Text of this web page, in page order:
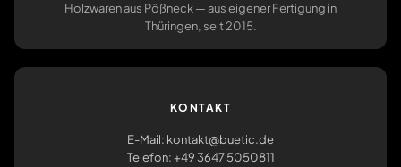
Holzwaren aus Pößneck — aus eigener Fertigung in
Thüringen, seit 2015.
KONTAKT
E-Mail: kontakt@buetic.de
Telefon: +49 3647 5050811